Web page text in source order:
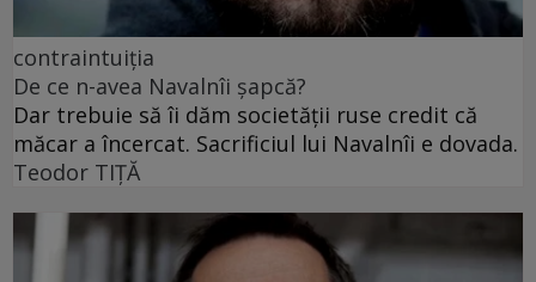
contraintuiția
De ce n-avea Navalnîi șapcă?
Dar trebuie să îi dăm societății ruse credit că
măcar a încercat. Sacrificiul lui Navalnîi e dovada.
Teodor TIŢĂ